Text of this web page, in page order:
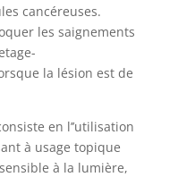
cancéreuses.
les saignements
la lésion est de
en l’’utilisation
à usage topique
à la lumière,